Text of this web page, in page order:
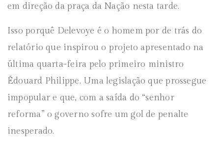
em direção da praça da Nação nesta tarde.
Isso porquê Delevoye é o homem por de trás do
relatório que inspirou o projeto apresentado na
última quarta-feira pelo primeiro ministro
Édouard Philippe. Uma legislação que prossegue
impopular e que, com a saída do “senhor
reforma” o governo sofre um gol de penalte
inesperado.